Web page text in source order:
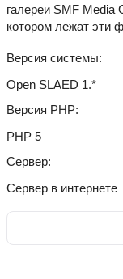
галереи SMF Media
котором лежат эти
Версия системы
Open SLAED 1.*
Версия PHP
PHP 5
Сервер
Сервер в интернете